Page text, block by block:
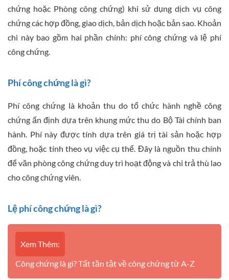
chứng hoặc Phòng công chứng) khi sử dụng dịch vụ công
chứng các hợp đồng, giao dịch, bản dịch hoặc bản sao. Khoản
chi này bao gồm hai phần chính: phí công chứng và lệ phí
công chứng.
Phí công chứng là gì?
Phí công chứng là khoản thu do tổ chức hành nghề công
chứng ấn định dựa trên khung mức thu do Bộ Tài chính ban
hành. Phí này được tính dựa trên giá trị tài sản hoặc hợp
đồng, hoặc tính theo vụ việc cụ thể. Đây là nguồn thu chính
để văn phòng công chứng duy trì hoạt động và chi trả thù lao
cho công chứng viên.
Lệ phí công chứng là gì?
Xem Thêm:
Công chứng là gì? Tất tần tật về công chứng từ A-Z